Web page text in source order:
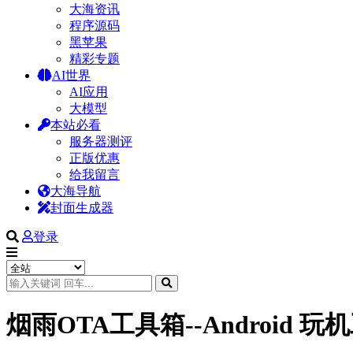
大海资讯
程序源码
黑苹果
精彩专题
AI世界
AI应用
大模型
本站必看
服务器测评
正版优惠
给我留言
大海导航
封面生成器
登录
烟雨OTA工具箱--Android 玩